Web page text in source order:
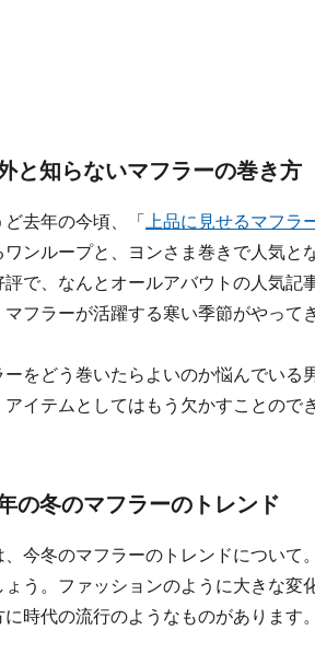
と知らないマフラーの巻き方
ど去年の今頃、「 上品に見せるマフラ
ワンループと、ヨンさま巻きで人気と
評で、なんとオールアバウトの人気記
マフラーが活躍する寒い季節がやって
ーをどう巻いたらよいのか悩んでいる
アイテムとしてはもう欠かすことので
の冬のマフラーのトレンド
、今冬のマフラーのトレンドについて
ょう。ファッションのように大きな変
に時代の流行のようなものがあります。